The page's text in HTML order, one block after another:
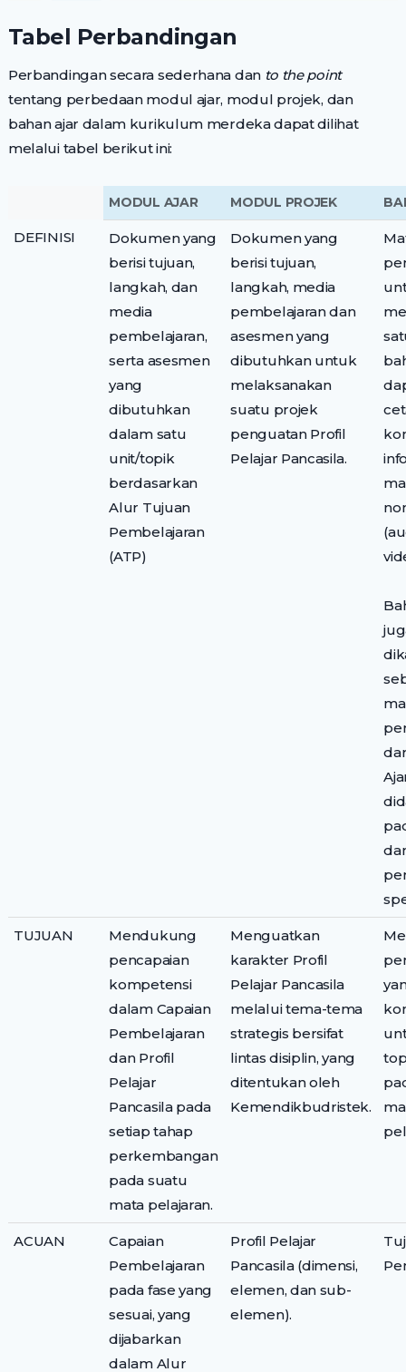
Tabel Perbandingan
Perbandingan secara sederhana dan to the point
tentang perbedaan modul ajar, modul projek, dan
bahan ajar dalam kurikulum merdeka dapat dilihat
melalui tabel berikut ini:
MODUL AJAR MODUL PROJEK
DEFINISI
Dokumen yang
berisi tujuan,
langkah, dan
media
pembelajaran,
serta asesmen
yang
dibutuhkan
dalam satu
unit/topik
berdasarkan
Alur Tujuan
Pembelajaran
(ATP)
Dokumen yang
berisi tujuan,
langkah, media
pembelajaran dan
asesmen yang
dibutuhkan untuk
melaksanakan
suatu projek
penguatan Profil
Pelajar Pancasila.
TUJUAN
Mendukung
pencapaian
kompetensi
dalam Capaian
Pembelajaran
dan Profil
Pelajar
Pancasila pada
setiap tahap
perkembangan
pada suatu
mata pelajaran.
Menguatkan
karakter Profil
Pelajar Pancasila
melalui tema-tema
strategis bersifat
lintas disiplin, yang
ditentukan oleh
Kemendikbudristek.
ACUAN
Capaian
Pembelajaran
pada fase yang
sesuai, yang
dijabarkan
dalam Alur
Profil Pelajar
Pancasila (dimensi,
elemen, dan sub-
elemen).